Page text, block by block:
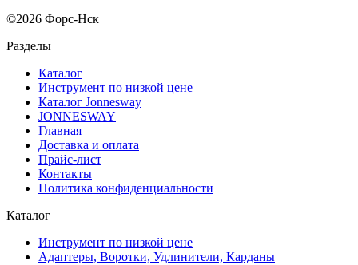
©2026 Форс-Нск
Разделы
Каталог
Инструмент по низкой цене
Каталог Jonnesway
JONNESWAY
Главная
Доставка и оплата
Прайс-лист
Контакты
Политика конфиденциальности
Каталог
Инструмент по низкой цене
Адаптеры, Воротки, Удлинители, Карданы